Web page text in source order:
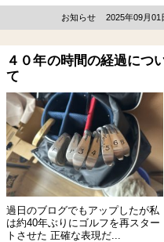
お知らせ 2025年09月01
４０年の時間の経過につ
て
過日のブログでもアップしたが私
は約40年ぶりにゴルフを再スター
トさせた 正確な表現だ...